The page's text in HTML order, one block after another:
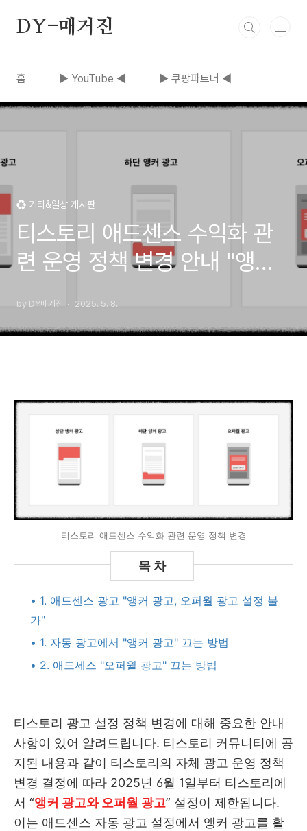
DY-매거진
홈 ▶ YouTube ◀ ▶ 쿠팡파트너 ◀
♻️ 기타&일상 게시판
티스토리 애드센스 수익화 관
련 운영 정책 변경 안내 "앵커
by DY매거진 2025. 5. 8.
티스토리 애드센스 수익화 관련 운영 정책 변경
• 1. 애드센스 광고 "앵커 광고, 오퍼월 광고 설정 불
가"
• 1. 자동 광고에서 "앵커 광고" 끄는 방법
• 2. 애드세스 "오퍼월 광고" 끄는 방법
티스토리 광고 설정 정책 변경에 대해 중요한 안내
사항이 있어 알려드립니다. 티스토리 커뮤니티에 공
지된 내용과 같이 티스토리의 자체 광고 운영 정책
변경 결정에 따라 2025년 6월 1일부터 티스토리에
서 “앵커 광고와 오퍼월 광고” 설정이 제한됩니다.
이는 애드센스 자동 광고 설정에서 앵커 광고를 활